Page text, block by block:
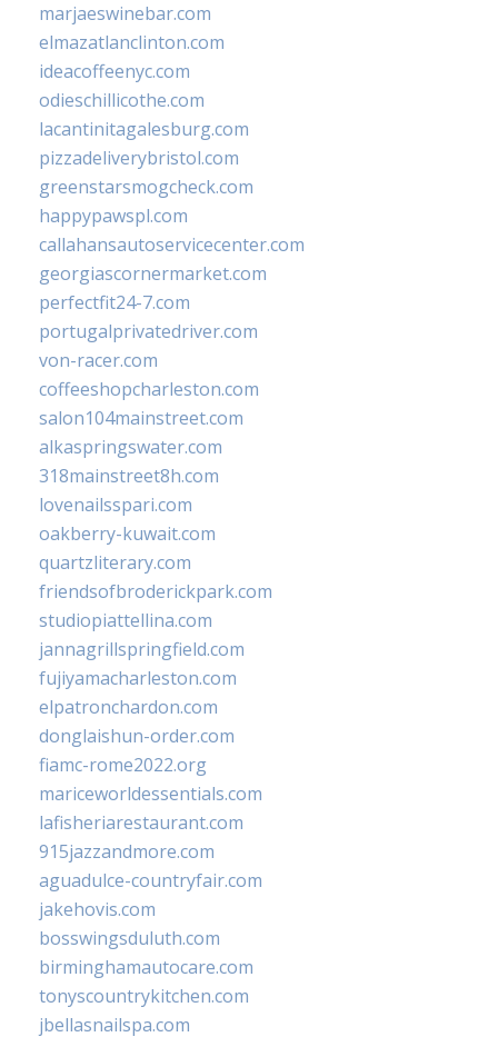
marjaeswinebar.com
elmazatlanclinton.com
ideacoffeenyc.com
odieschillicothe.com
lacantinitagalesburg.com
pizzadeliverybristol.com
greenstarsmogcheck.com
happypawspl.com
callahansautoservicecenter.com
georgiascornermarket.com
perfectfit24-7.com
portugalprivatedriver.com
von-racer.com
coffeeshopcharleston.com
salon104mainstreet.com
alkaspringswater.com
318mainstreet8h.com
lovenailsspari.com
oakberry-kuwait.com
quartzliterary.com
friendsofbroderickpark.com
studiopiattellina.com
jannagrillspringfield.com
fujiyamacharleston.com
elpatronchardon.com
donglaishun-order.com
fiamc-rome2022.org
mariceworldessentials.com
lafisheriarestaurant.com
915jazzandmore.com
aguadulce-countryfair.com
jakehovis.com
bosswingsduluth.com
birminghamautocare.com
tonyscountrykitchen.com
jbellasnailspa.com